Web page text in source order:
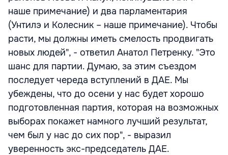
наше примечание) и два парламентария
(Унтилэ и Колесник – наше примечание). Чтобы
расти, мы должны иметь смелость продвигать
новых людей", - ответил Анатол Петренку. "Это
шанс для партии. Думаю, за этим съездом
последует череда вступлений в ДАЕ. Мы
убеждены, что до осени у нас будет хорошо
подготовленная партия, которая на возможных
выборах покажет намного лучший результат,
чем был у нас до сих пор", - выразил
уверенность экс-председатель ДАЕ.